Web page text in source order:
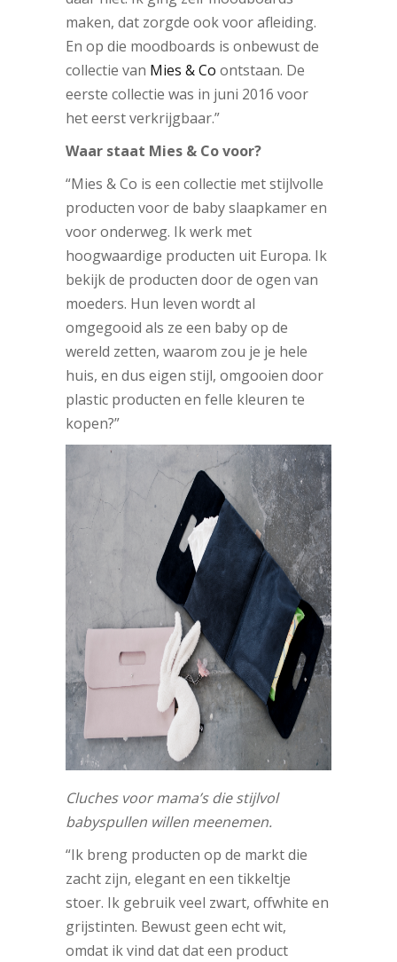
maken, dat zorgde ook voor afleiding.
En op die moodboards is onbewust de
collectie van Mies & Co ontstaan. De
eerste collectie was in juni 2016 voor
het eerst verkrijgbaar.”
Waar staat Mies & Co voor?
“Mies & Co is een collectie met stijlvolle
producten voor de baby slaapkamer en
voor onderweg. Ik werk met
hoogwaardige producten uit Europa. Ik
bekijk de producten door de ogen van
moeders. Hun leven wordt al
omgegooid als ze een baby op de
wereld zetten, waarom zou je je hele
huis, en dus eigen stijl, omgooien door
plastic producten en felle kleuren te
kopen?”
Cluches voor mama’s die stijlvol
babyspullen willen meenemen.
“Ik breng producten op de markt die
zacht zijn, elegant en een tikkeltje
stoer. Ik gebruik veel zwart, offwhite en
grijstinten. Bewust geen echt wit,
omdat ik vind dat dat een product